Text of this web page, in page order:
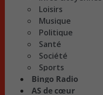
Loisirs
Musique
Politique
Santé
Société
Sports
Bingo Radio
AS de cœur